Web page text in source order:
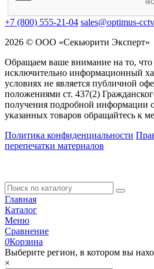
+7 (800) 555-21-04 sales@optimus-
2026 © ООО «Секьюрити Эксперт»
Обращаем ваше внимание на то, что
исключительно информационный
условиях не является публичной
положениями ст. 437(2)
получения подробной информации
указанных товаров обращайтесь к
Политика конфиденциальности
перепечатки материалов
Главная
Каталог
Меню
Сравнение
0Корзина
Выберите регион, в котором вы
×